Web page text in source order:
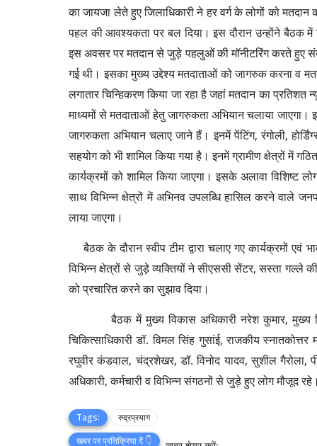
का जायजा लेते हुए जिलाधिकारी ने हर वर्ग के लोगों को
पहल की आवश्यकता पर बल दिया। इस दौरान उन्होंने बैठक में
इस अवसर पर मतदान से जुड़े पहलुओं की मॉनीटरिंग करते हुए
गई थी। इसका मुख्य उद्देश्य मतदाताओं को जागरुक करना व
लगातार चिन्हिकरण किया जा रहा है जहां मतदान का
माध्यमों से मतदाताओं हेतु जागरुकता अभियान चलाया
जागरुकता अभियान चलाए जाने हैं। इनमें पेंटिंग, रंगोली,
सहयोग को भी शामिल किया गया है। इनमें ग्रामीण क्षेत्रों में
कार्यक्रमों को शामिल किया जाएगा। इसके अलावा
साथ विभिन्न क्षेत्रों में अभिनव उपलब्धि हासिल करने वाले
लाया जाएगा।
बैठक के दौरान स्वीप टीम द्वारा चलाए गए कार्यक्रमों
विभिन्न क्षेत्रों से जुड़े व्यक्तियों ने सीएससी सेंटर, सस्ता गल्ले
को प्रचारित करने का सुझाव दिया।
बैठक में मुख्य विकास अधिकारी नरेश कुमार, मुख्य
चिकित्साधिकारी डॉ. विमल सिंह गुसांई, राजकीय स्नातकोत्तर
रघुवीर कंडवाल, चंद्रशेखर, डॉ. विनोद यादव, सुशील गैरोला,
अधिकारी, कर्मचारी व विभिन्न संगठनों से जुड़े हुए लोग मौजूद
Tags:
रुद्रप्रयाग
खबर पर प्रतिक्रिया दें 👇